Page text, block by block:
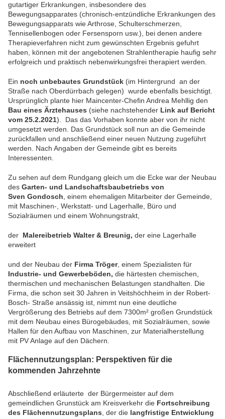
gutartiger Erkrankungen, insbesondere des
Bewegungsapparates (chronisch-entzündliche Erkrankungen des
Bewegungsapparats wie Arthrose, Schulterschmerzen,
Tennisellenbogen oder Fersensporn usw.), bei denen andere
Therapieverfahren nicht zum gewünschten Ergebnis gefuhrt
haben, können mit der angebotenen Strahlentherapie haufig sehr
erfolgreich und praktisch nebenwirkungsfrei therapiert werden.
Ein noch unbebautes Grundstück (im Hintergrund an der
Straße nach Oberdürrbach gelegen) wurde ebenfalls besichtigt.
Ursprünglich plante hier Maincenter-Chefin Andrea Mehllig den
Bau eines Ärztehauses (siehe nachstehender Link auf Bericht
vom 25.2.2021). Das das Vorhaben konnte aber von ihr nicht
umgesetzt werden. Das Grundstück soll nun an die Gemeinde
zurückfallen und anschließend einer neuen Nutzung zugeführt
werden. Nach Angaben der Gemeinde gibt es bereits
Interessenten.
Zu sehen auf dem Rundgang gleich um die Ecke war der Neubau
des Garten- und Landschaftsbaubetriebs von
Sven Gondosch , einem ehemaligen Mitarbeiter der Gemeinde,
mit Maschinen-, Werkstatt- und Lagerhalle, Büro und
Sozialräumen und einem Wohnungstrakt,
der Malereibetrieb Walter & Breunig, der eine Lagerhalle
erweitert
und der Neubau der Firma Tröger, einem Spezialisten für
Industrie- und Gewerbeböden, die härtesten chemischen,
thermischen und mechanischen Belastungen standhalten. Die
Firma, die schon seit 30 Jahren in Veitshöchheim in der Robert-
Bosch- Straße ansässig ist, nimmt nun eine deutliche
Vergrößerung des Betriebs auf dem 7300m² großen Grundstück
mit dem Neubau eines Bürogebäudes, mit Sozialräumen, sowie
Hallen für den Aufbau von Maschinen, zur Materialherstellung
mit PV Anlage auf den Dächern.
Flächennutzungsplan: Perspektiven für die
kommenden Jahrzehnte
Abschließend erläuterte der Bürgermeister auf dem
gemeindlichen Grunstück am Kreisverkehr die Fortschreibung
des Flächennutzungsplans, der die langfristige Entwicklung